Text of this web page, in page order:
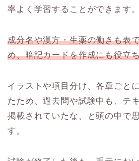
率よく学習することができます。
成分名や漢方・生薬の働きも表
め、暗記カードを作成にも役立
イラストや項目分け、各章ごと
たため、過去問や試験中も、テ
掲載されていたな、と頭の中で
す。